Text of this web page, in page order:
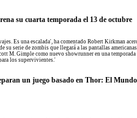
su cuarta temporada el 13 de octubre
Es una escalada', ha comentado Robert Kirkman
su serie de zombis que llegará a las pantallas
M. Gimple como nuevo showrunner en una temporada
los supervivientes.'
un juego basado en Thor: El Mundo